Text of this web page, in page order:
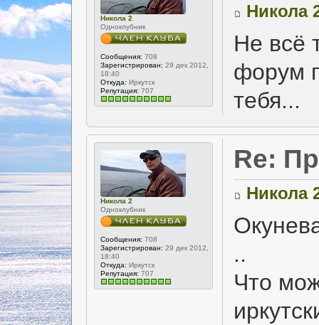
Никола 2
Одноклубник
Сообщения: 708
Зарегистрирован: 29 дек 2012,
18:40
Откуда: Иркутск
Репутация: 707
Никола
Не всё
форум
тебя...
Никола 2
Одноклубник
Сообщения: 708
Зарегистрирован: 29 дек 2012,
18:40
Откуда: Иркутск
Репутация: 707
Re:
Никола
..
Что